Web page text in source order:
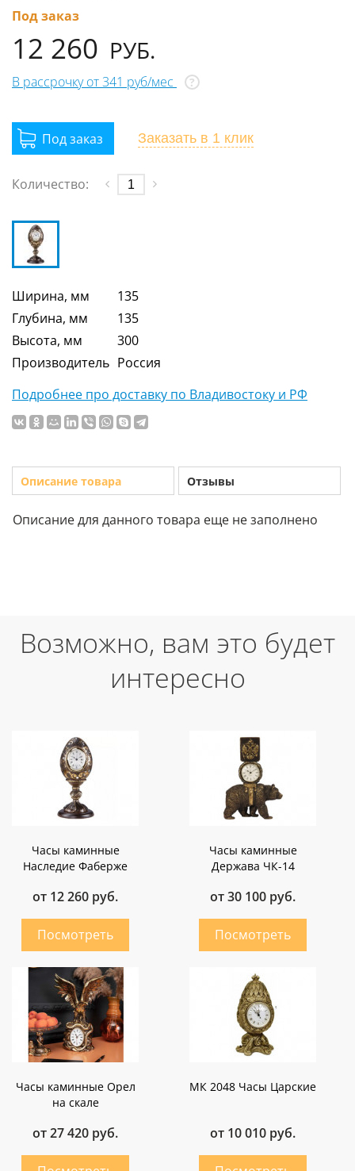
Под заказ
12 260 РУБ.
В рассрочку от 341 руб/мес ?
Заказать в 1 клик
Количество:
Ширина, мм
135
Глубина, мм
135
Высота, мм
300
Производитель Россия
Подробнее про доставку по Владивостоку и РФ
Описание товара Отзывы
Описание для данного товара еще не заполнено
Возможно, вам это будет
интересно
Часы каминные
Наследие Фаберже
от 12 260 руб.
Часы каминные
Держава ЧК-14
от 30 100 руб.
Часы каминные Орел
на скале
от 27 420 руб.
МК 2048 Часы Царские
от 10 010 руб.